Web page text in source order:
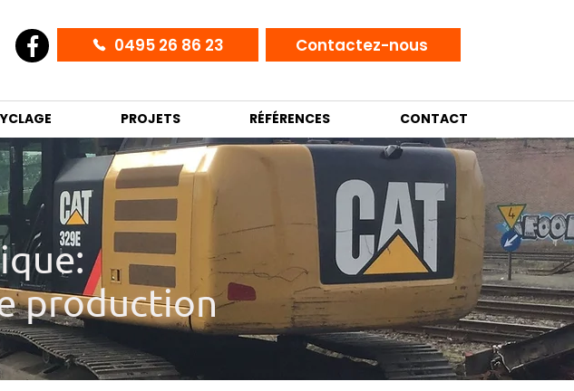
0495 26 86 23 Contactez-nous
PROJETS RÉFÉRENCES CONTACT
production